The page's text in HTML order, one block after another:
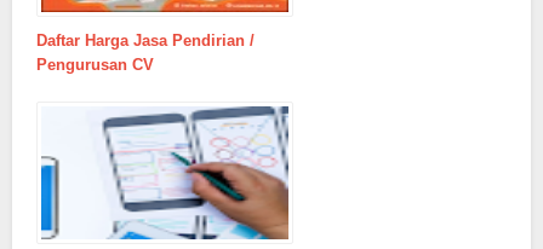
Daftar Harga Jasa Pendirian /
Pengurusan CV